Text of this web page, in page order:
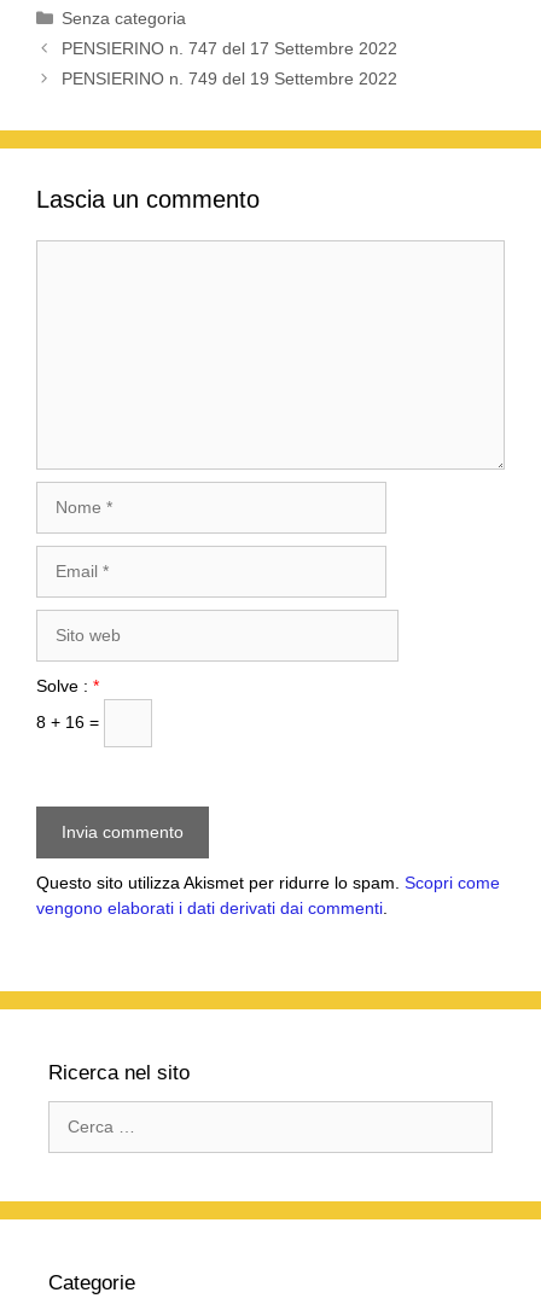
Categorie
Senza categoria
PENSIERINO n. 747 del 17 Settembre 2022
PENSIERINO n. 749 del 19 Settembre 2022
Lascia un commento
web
Solve : *
8 + 16 =
Questo sito utilizza Akismet per ridurre lo spam. Scopri come
vengono elaborati i dati derivati dai commenti.
Ricerca nel sito
per:
Categorie